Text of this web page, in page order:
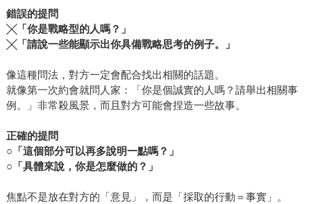
錯誤的提問
╳「你是戰略型的人嗎？」
╳「請說一些能顯示出你具備戰略思考的例子。」
像這種問法，對方一定會配合找出相關的話題。
就像第一次約會就問人家：「你是個誠實的人嗎？請舉出相關事
例。」非常殺風景，而且對方可能會捏造一些故事。
正確的提問
○「這個部分可以再多說明一點嗎？」
○「具體來說，你是怎麼做的？」
焦點不是放在對方的「意見」，而是「採取的行動＝事實」。